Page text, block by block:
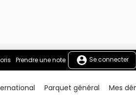
Prendre une note Se connecter
Parquet général Mes